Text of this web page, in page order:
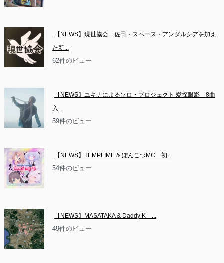
【NEWS】現世協会　佐田・スペース・アンダルシアを加え
た新...
62件のビュー
【NEWS】ユキナによるソロ・プロジェクト 愛探眼影　8曲
入...
59件のビュー
【NEWS】TEMPLIME & ぽんこつMC　初...
54件のビュー
【NEWS】MASATAKA & Daddy K　...
49件のビュー